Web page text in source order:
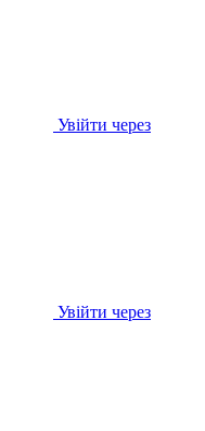
Увійти через
Увійти через